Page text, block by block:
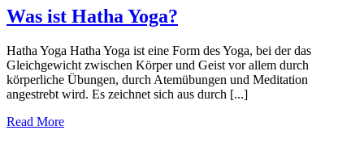
Was ist Hatha Yoga?
Hatha Yoga Hatha Yoga ist eine Form des Yoga, bei der das
Gleichgewicht zwischen Körper und Geist vor allem durch
körperliche Übungen, durch Atemübungen und Meditation
angestrebt wird. Es zeichnet sich aus durch [...]
Read More